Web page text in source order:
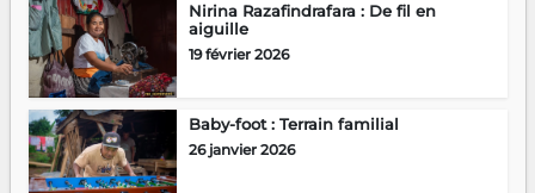
Nirina Razafindrafara : De fil en
aiguille
19 février 2026
Baby-foot : Terrain familial
26 janvier 2026